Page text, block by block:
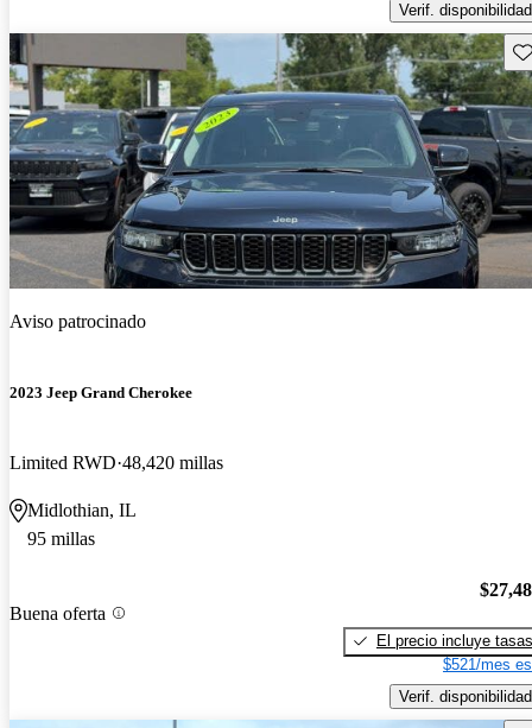
Verif. disponibilidad
Aviso patrocinado
2023 Jeep Grand Cherokee
Limited RWD 48,420 millas
Midlothian, IL
95 millas
Buena oferta
El precio incluye tasas
$521/mes
Verif. disponibilidad